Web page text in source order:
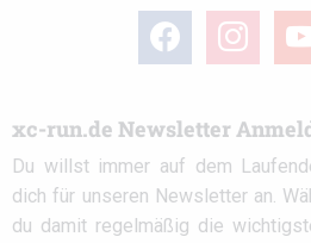
facebook instagram
xc-run.de Newsletter
Du willst immer auf dem
dich für unseren Newsletter an.
du damit regelmäßig die